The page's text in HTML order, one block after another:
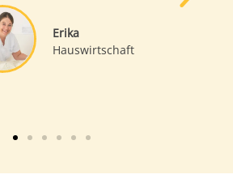
Erika
Hauswirtschaft